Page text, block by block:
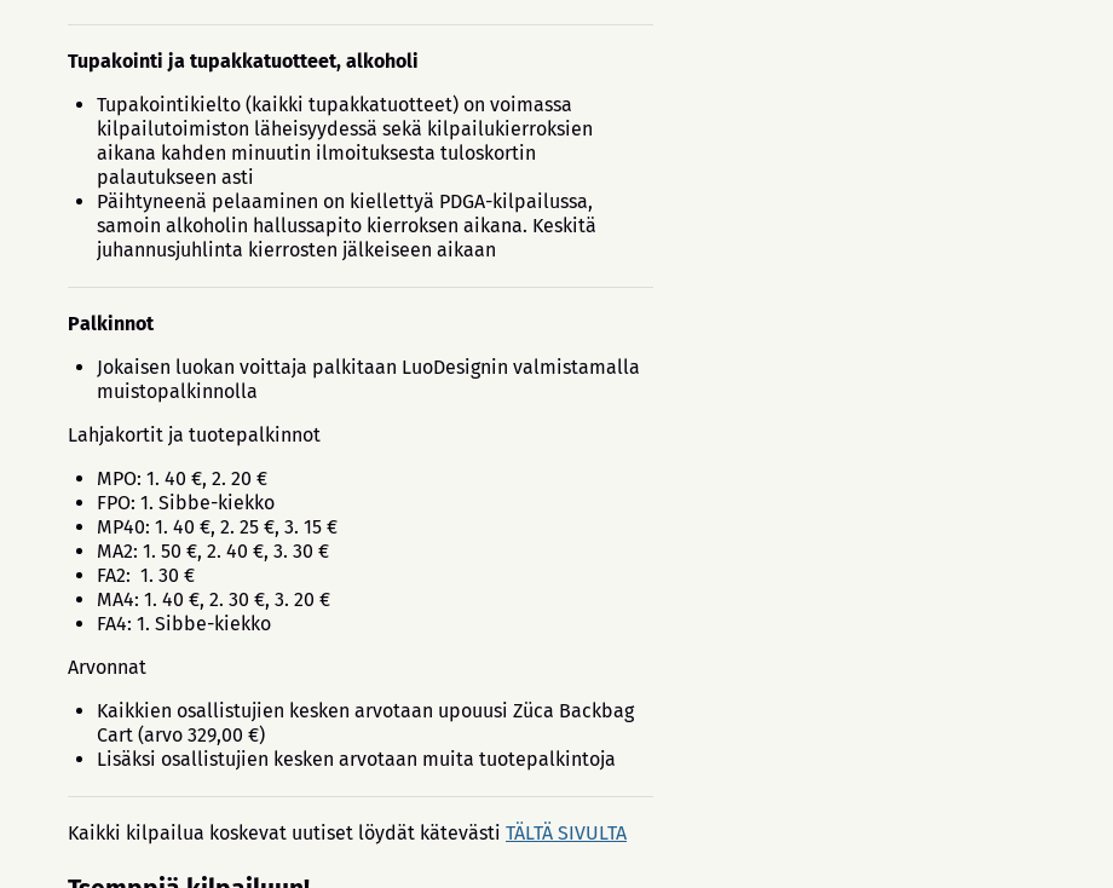
Tupakointi ja tupakkatuotteet, alkoholi
Tupakointikielto (kaikki tupakkatuotteet) on voimassa
kilpailutoimiston läheisyydessä sekä kilpailukierroksien
aikana kahden minuutin ilmoituksesta tuloskortin
palautukseen asti
Päihtyneenä pelaaminen on kiellettyä PDGA-kilpailussa,
samoin alkoholin hallussapito kierroksen aikana. Keskitä
juhannusjuhlinta kierrosten jälkeiseen aikaan
Palkinnot
Jokaisen luokan voittaja palkitaan LuoDesignin valmistamalla
muistopalkinnolla
Lahjakortit ja tuotepalkinnot
MPO: 1. 40 €, 2. 20 €
FPO: 1. Sibbe-kiekko
MP40: 1. 40 €, 2. 25 €, 3. 15 €
MA2: 1. 50 €, 2. 40 €, 3. 30 €
FA2: 1. 30 €
MA4: 1. 40 €, 2. 30 €, 3. 20 €
FA4: 1. Sibbe-kiekko
Arvonnat
Kaikkien osallistujien kesken arvotaan upouusi Züca Backbag
Cart (arvo 329,00 €)
Lisäksi osallistujien kesken arvotaan muita tuotepalkintoja
Kaikki kilpailua koskevat uutiset löydät kätevästi TÄLTÄ SIVULTA